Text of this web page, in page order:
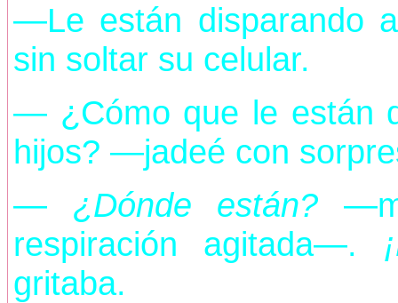
—Le están disparando
sin soltar su celular.
— ¿Cómo que le están
hijos? —jadeé con
— ¿Dónde están?
respiración agitada—.
gritaba.